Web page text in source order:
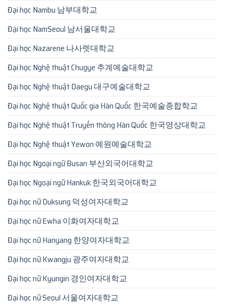
Đại học Nambu 남부대학교
Đại học NamSeoul 남서울대학교
Đại học Nazarene 나사렛대학교
Đại học Nghệ thuật Chugye 추계예술대학교
Đại học Nghệ thuật Daegu 대구예술대학교
Đại học Nghệ thuật Quốc gia Hàn Quốc 한국예술종합학교
Đại học Nghệ thuật Truyền thông Hàn Quốc 한국영상대학교
Đại học Nghệ thuật Yewon 예원예술대학교
Đại học Ngoại ngữ Busan 부산외국어대학교
Đại học Ngoại ngữ Hankuk 한국외국어대학교
Đại học nữ Duksung 덕성여자대학교
Đại học nữ Ewha 이화여자대학교
Đại học nữ Hanyang 한양여자대학교
Đại học nữ Kwangju 광주여자대학교
Đại học nữ Kyungin 경인여자대학교
Đại học nữ Seoul 서울여자대학교